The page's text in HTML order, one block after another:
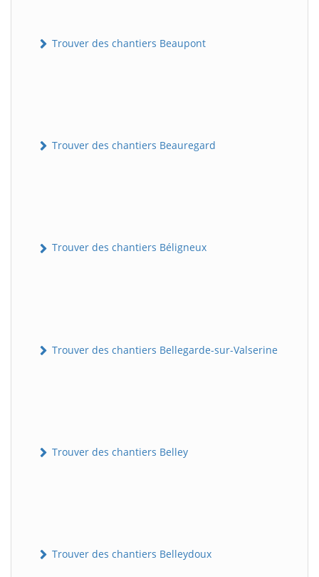
Trouver des chantiers Beaupont
Trouver des chantiers Beauregard
Trouver des chantiers Béligneux
Trouver des chantiers Bellegarde-sur-Valserine
Trouver des chantiers Belley
Trouver des chantiers Belleydoux